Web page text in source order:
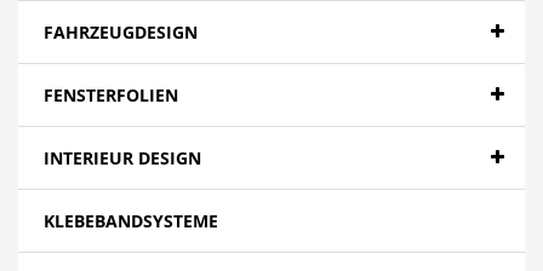
FAHRZEUGDESIGN
FENSTERFOLIEN
INTERIEUR DESIGN
KLEBEBANDSYSTEME